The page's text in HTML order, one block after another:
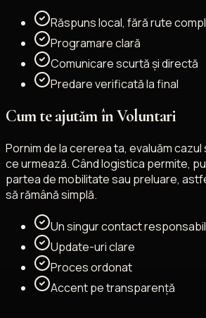
Răspuns local, fără rute
Programare clară
Comunicare scurtă și directă
Predare verificată la final
Cum te ajutăm în Voluntari
Pornim de la cererea ta, evaluăm
ce urmează. Când logistica permite,
partea de mobilitate sau preluare,
să rămână simplă.
Un singur contact responsabil
Update-uri clare
Proces ordonat
Accent pe transparență